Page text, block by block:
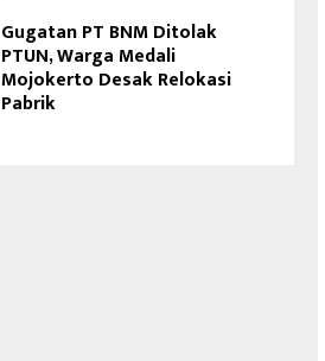
Gugatan PT BNM Ditolak
PTUN, Warga Medali
Mojokerto Desak Relokasi
Pabrik